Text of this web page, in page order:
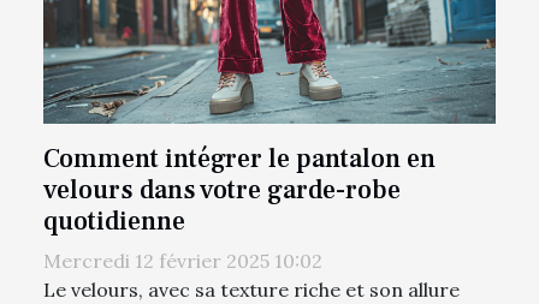
Comment intégrer le pantalon en
velours dans votre garde-robe
quotidienne
Mercredi 12 février 2025 10:02
Le velours, avec sa texture riche et son allure